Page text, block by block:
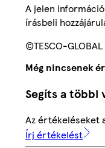
A jelen
írásbeli
©TESCO-
Még nincsenek
Segíts a többi
Az értékeléseket
Írj értékelést